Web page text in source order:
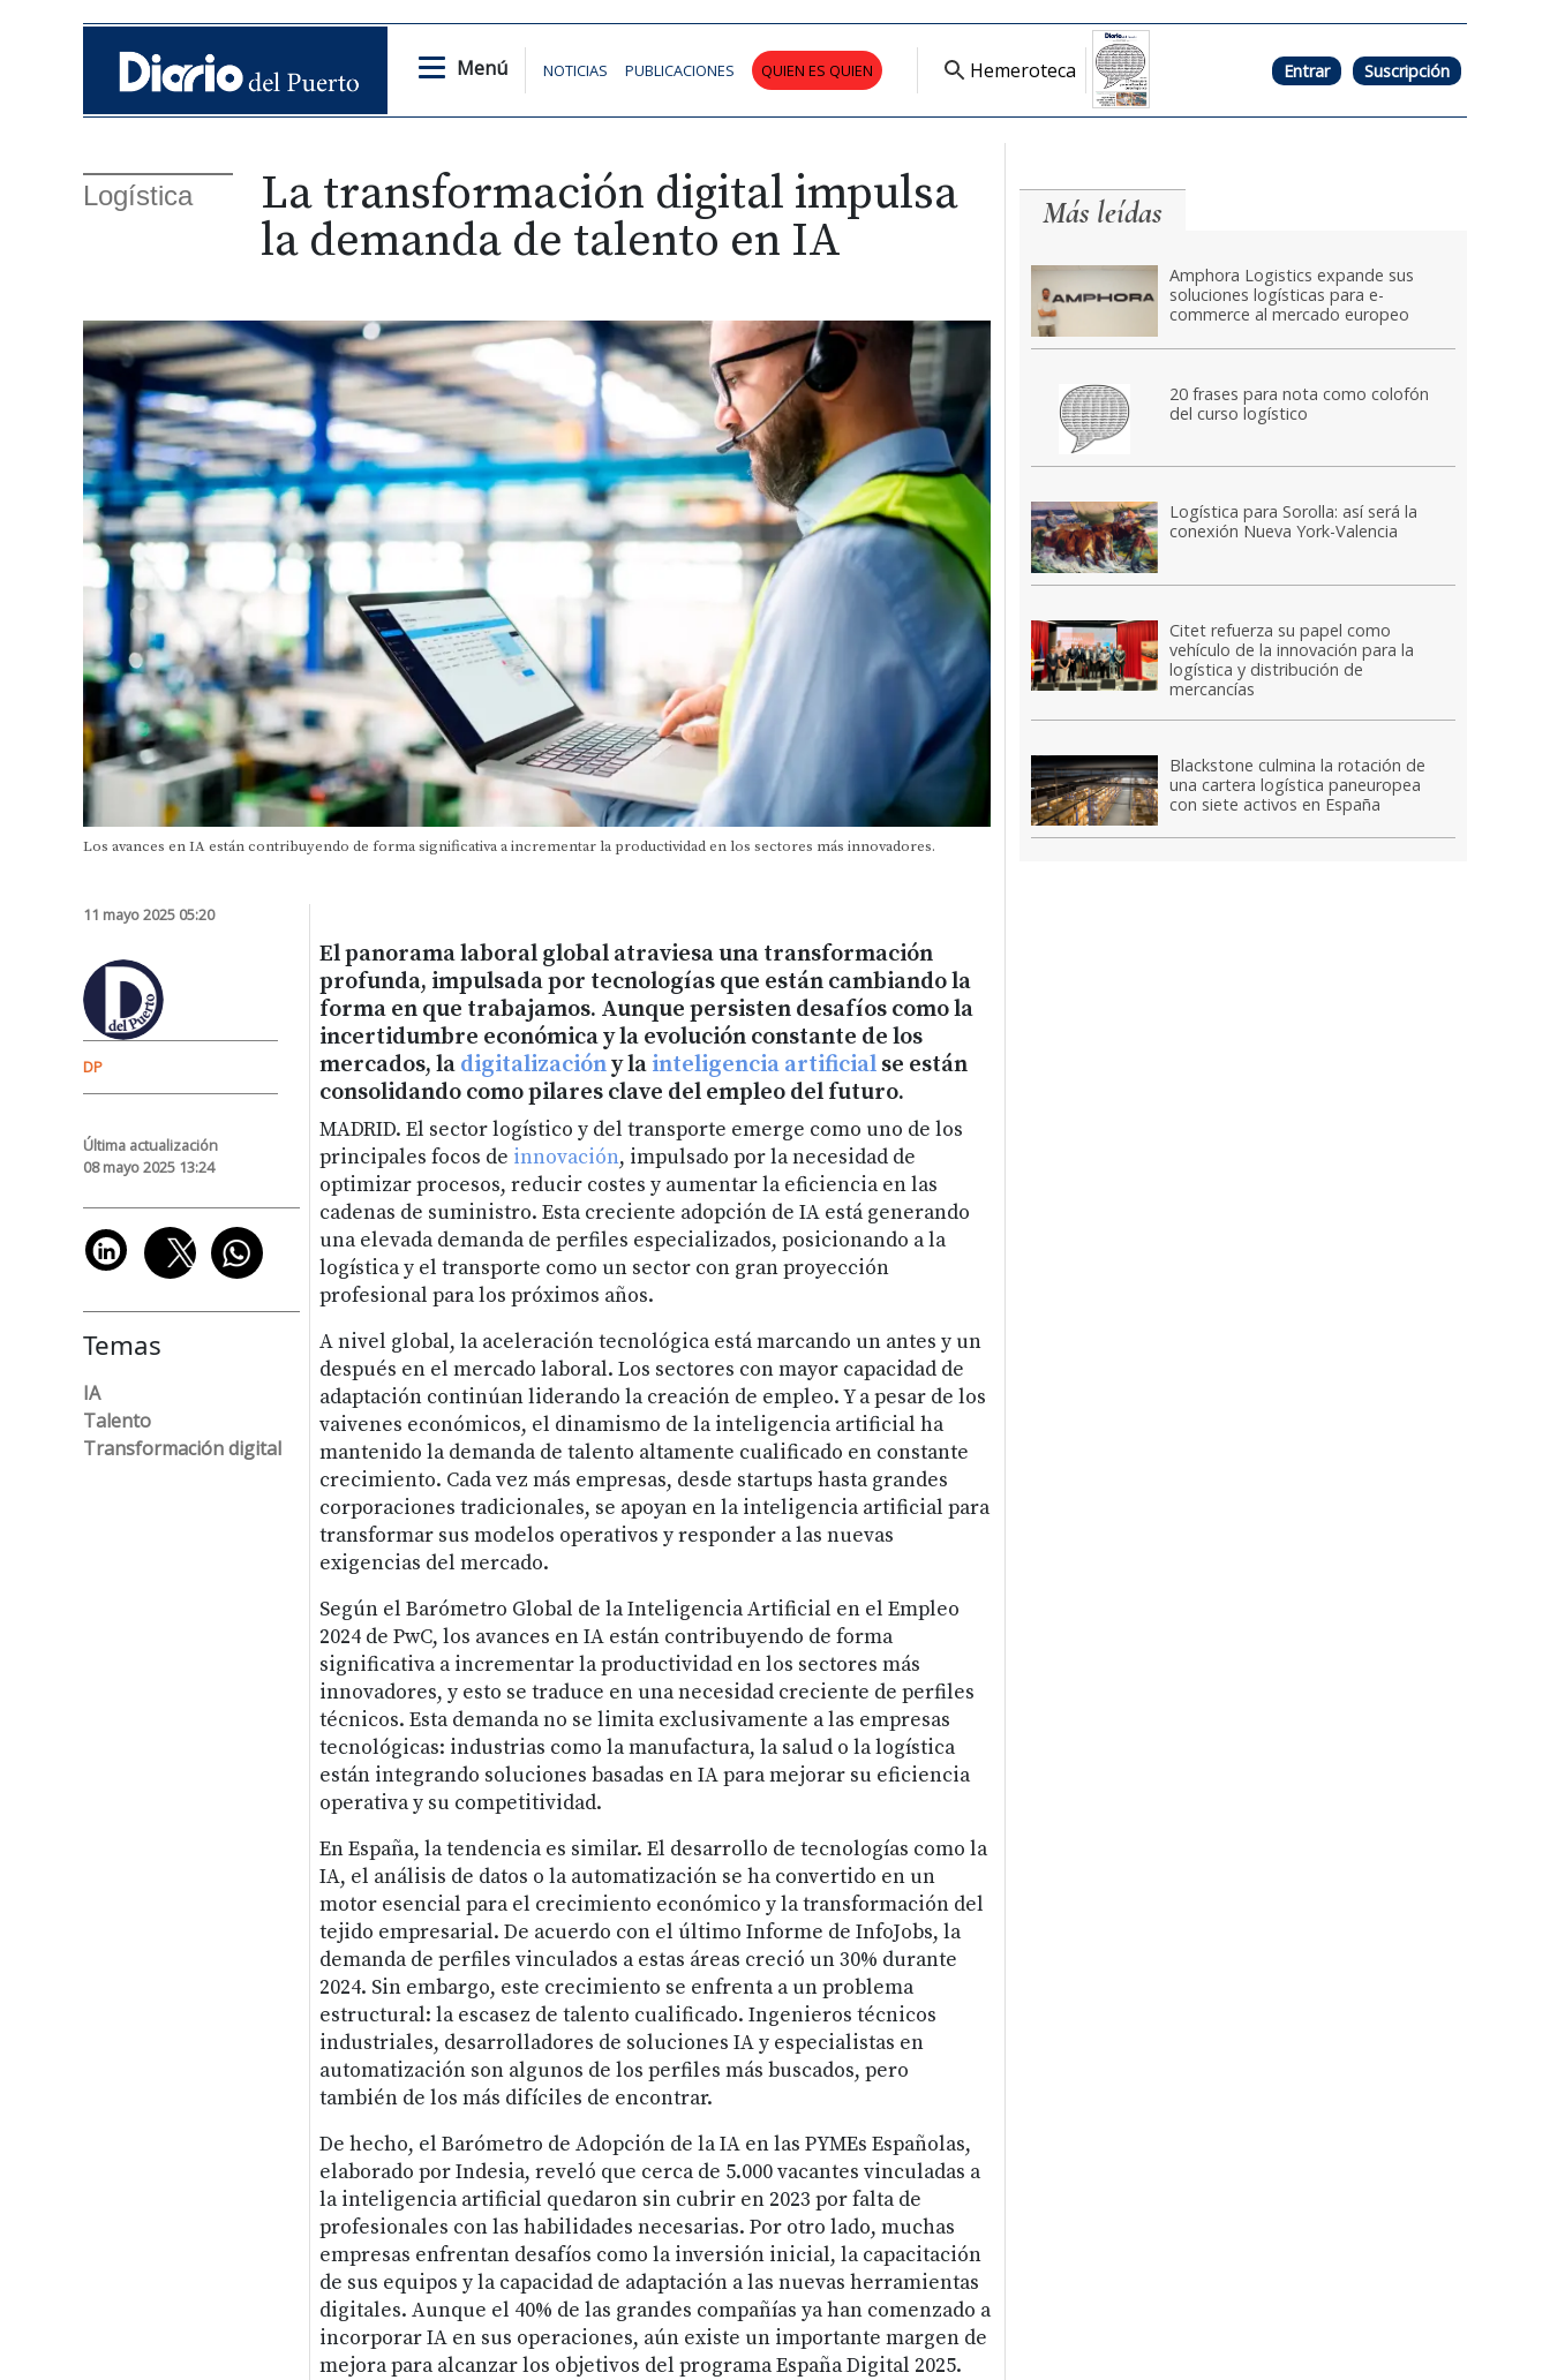
Menú NOTICIAS PUBLICACIONES QUIEN ES QUIEN Hemeroteca Entrar Suscripción
Logística
La transformación digital impulsa
la demanda de talento en IA
Los avances en IA están contribuyendo de forma significativa a incrementar la productividad en los sectores más innovadores.
11 mayo 2025 05:20
DP
Última actualización
08 mayo 2025 13:24
Temas
IA
Talento
Transformación digital
El panorama laboral global atraviesa una transformación
profunda, impulsada por tecnologías que están cambiando la
forma en que trabajamos. Aunque persisten desafíos como la
incertidumbre económica y la evolución constante de los
mercados, la digitalizacióny la inteligencia artificialse están
consolidando como pilares clave del empleo del futuro.
MADRID. El sector logístico y del transporte emerge como uno de los
principales focos de innovación, impulsado por la necesidad de
optimizar procesos, reducir costes y aumentar la eficiencia en las
cadenas de suministro. Esta creciente adopción de IA está generando
una elevada demanda de perfiles especializados, posicionando a la
logística y el transporte como un sector con gran proyección
profesional para los próximos años.
A nivel global, la aceleración tecnológica está marcando un antes y un
después en el mercado laboral. Los sectores con mayor capacidad de
adaptación continúan liderando la creación de empleo. Y a pesar de los
vaivenes económicos, el dinamismo de la inteligencia artificial ha
mantenido la demanda de talento altamente cualificado en constante
crecimiento. Cada vez más empresas, desde startups hasta grandes
corporaciones tradicionales, se apoyan en la inteligencia artificial para
transformar sus modelos operativos y responder a las nuevas
exigencias del mercado.
Según el Barómetro Global de la Inteligencia Artificial en el Empleo
2024 de PwC, los avances en IA están contribuyendo de forma
significativa a incrementar la productividad en los sectores más
innovadores, y esto se traduce en una necesidad creciente de perfiles
técnicos. Esta demanda no se limita exclusivamente a las empresas
tecnológicas: industrias como la manufactura, la salud o la logística
están integrando soluciones basadas en IA para mejorar su eficiencia
operativa y su competitividad.
En España, la tendencia es similar. El desarrollo de tecnologías como la
IA, el análisis de datos o la automatización se ha convertido en un
motor esencial para el crecimiento económico y la transformación del
tejido empresarial. De acuerdo con el último Informe de InfoJobs, la
demanda de perfiles vinculados a estas áreas creció un 30% durante
2024. Sin embargo, este crecimiento se enfrenta a un problema
estructural: la escasez de talento cualificado. Ingenieros técnicos
industriales, desarrolladores de soluciones IA y especialistas en
automatización son algunos de los perfiles más buscados, pero
también de los más difíciles de encontrar.
De hecho, el Barómetro de Adopción de la IA en las PYMEs Españolas,
elaborado por Indesia, reveló que cerca de 5.000 vacantes vinculadas a
la inteligencia artificial quedaron sin cubrir en 2023 por falta de
profesionales con las habilidades necesarias. Por otro lado, muchas
empresas enfrentan desafíos como la inversión inicial, la capacitación
de sus equipos y la capacidad de adaptación a las nuevas herramientas
digitales. Aunque el 40% de las grandes compañías ya han comenzado a
incorporar IA en sus operaciones, aún existe un importante margen de
mejora para alcanzar los objetivos del programa España Digital 2025.
Más leídas
Amphora Logistics expande sus
soluciones logísticas para e-
commerce al mercado europeo
20 frases para nota como colofón
del curso logístico
Logística para Sorolla: así será la
conexión Nueva York-Valencia
Citet refuerza su papel como
vehículo de la innovación para la
logística y distribución de
mercancías
Blackstone culmina la rotación de
una cartera logística paneuropea
con siete activos en España